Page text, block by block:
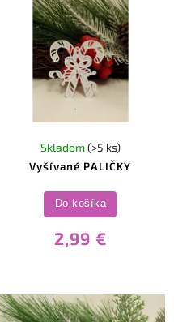
Vyšívané PALIČKY
Skladom(>5 ks)
2,99 €
Do košíka